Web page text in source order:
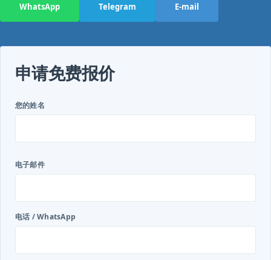
WhatsApp Telegram E-mail
申请免费报价
您的姓名
电子邮件
电话 / WhatsApp